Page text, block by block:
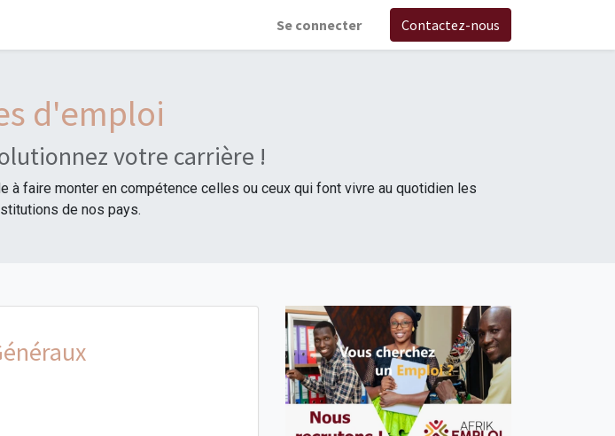
Se connecter Contactez-nous
d'emploi
votre carrière !
à faire monter en compétence celles ou ceux qui font vivre au quotidien les
de nos pays.